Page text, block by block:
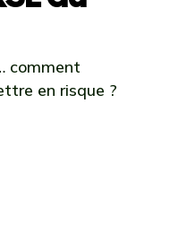
comment
en risque ?